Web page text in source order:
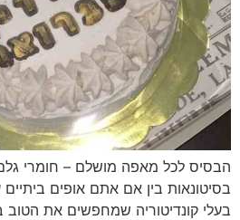
הבסיס לכל מאפה מושלם – חומרי גלם
בסיטונאות בין אם אתם אופים
בעלי קונדיטוריה שמחפשים את הטוב